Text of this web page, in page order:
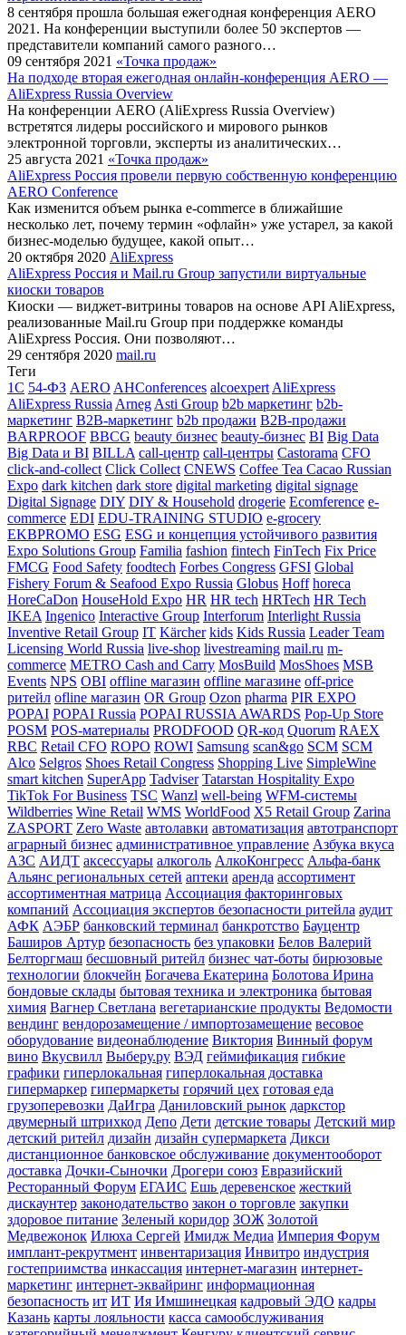
8 сентября прошла большая ежегодная конференция AERO
2021. На конференции выступили более 50 экспертов —
представители компаний самого разного…
09 сентября 2021 «Точка продаж»
На подходе вторая ежегодная онлайн-конференция AERO —
AliExpress Russia Overview
На конференции AERO (AliExpress Russia Overview)
встретятся лидеры российского и мирового рынков
электронной торговли, эксперты из аналитических…
25 августа 2021 «Точка продаж»
AliExpress Россия провели первую собственную конференцию
AERO Conference
Как изменится объем рынка e-commerce в ближайшие
несколько лет, почему термин «офлайн» уже устарел, за какой
бизнес-моделью будущее, какой опыт…
20 октября 2020 AliExpress
AliExpress Россия и Mail.ru Group запустили виртуальные
киоски товаров
Киоски — виджет-витрины товаров на основе API AliExpress,
реализованные Mail.ru Group при поддержке команды
AliExpress Россия. Они позволяют…
29 сентября 2020 mail.ru
Теги
1С 54-ФЗ AERO AHConferences alcoexpert AliExpress
AliExpress Russia Arneg Asti Group b2b маркетинг b2b-
маркетинг B2B-маркетинг b2b продажи B2B-продажи
BARPROOF BBCG beauty бизнес beauty-бизнес BI Big Data
Big Data и BI BILLA call-центр call-центры Castorama CFO
click-and-collect Click Collect CNEWS Coffee Tea Cacao Russian
Expo dark kitchen dark store digital marketing digital signage
Digital Signage DIY DIY & Household drogerie Ecomference e-
commerce EDI EDU-TRAINING STUDIO e-grocery
EKBPROMO ESG ESG и концепция устойчивого развития
Expo Solutions Group Familia fashion fintech FinTech Fix Price
FMCG Food Safety foodtech Forbes Congress GFSI Global
Fishery Forum & Seafood Expo Russia Globus Hoff horeca
HoreCaDon HouseHold Expo HR HR tech HRTech HR Tech
IKEA Ingenico Interactive Group Interforum Interlight Russia
Inventive Retail Group IT Kärcher kids Kids Russia Leader Team
Licensing World Russia live-shop livestreaming mail.ru m-
commerce METRO Cash and Carry MosBuild MosShoes MSB
Events NPS OBI offline магазин offline магазине off-price
ритейл ofline магазин OR Group Ozon pharma PIR EXPO
POPAI POPAI Russia POPAI RUSSIA AWARDS Pop-Up Store
POSM POS-материалы PRODFOOD QR-код Quorum RAEX
RBC Retail CFO ROPO ROWI Samsung scan&go SCM SCM
Alco Selgros Shoes Retail Congress Shopping Live SimpleWine
smart kitchen SuperApp Tadviser Tatarstan Hospitality Expo
TikTok For Business TSC Wanzl well-being WFM-системы
Wildberries Wine Retail WMS WorldFood X5 Retail Group Zarina
ZASPORT Zero Waste автолавки автоматизация автотранспорт
аграрный бизнес административное управление Азбука вкуса
АЗС АИДТ аксессуары алкоголь АлкоКонгресс Альфа-банк
Альянс региональных сетей аптеки аренда ассортимент
ассортиментная матрица Ассоциация факторинговых
компаний Ассоциация экспертов безопасности ритейла аудит
АФК АЭБР банковский терминал банкротство Бауцентр
Баширов Артур безопасность без упаковки Белов Валерий
Белторгмаш бесшовный ритейл бизнес чат-боты бирюзовые
технологии блокчейн Богачева Екатерина Болотова Ирина
бондовые склады бытовая техника и электроника бытовая
химия Вагнер Светлана вегетарианские продукты Ведомости
вендинг вендорозамещение / импортозамещение весовое
оборудование видеонаблюдение Виктория Винный форум
вино Вкусвилл Выберу.ру ВЭД геймификация гибкие
графики гиперлокальная гиперлокальная доставка
гипермаркер гипермаркеты горячий цех готовая еда
грузоперевозки ДаИгра Даниловский рынок даркстор
двумерный штрихкод Депо Дети детские товары Детский мир
детский ритейл дизайн дизайн супермаркета Дикси
дистанционное банковское обслуживание документооборот
доставка Дочки-Сыночки Дрогери союз Евразийский
Ресторанный Форум ЕГАИС Ешь деревенское жесткий
дискаунтер законодательство закон о торговле закупки
здоровое питание Зеленый коридор ЗОЖ Золотой
Медвежонок Илюха Сергей Имидж Медиа Империя Форум
имплант-рекрутмент инвентаризация Инвитро индустрия
гостеприимства инкассация интернет-магазин интернет-
маркетинг интернет-эквайринг информационная
безопасность ит ИТ Ия Имшинецкая кадровый ЭДО кадры
Казань карты лояльности касса самообслуживания